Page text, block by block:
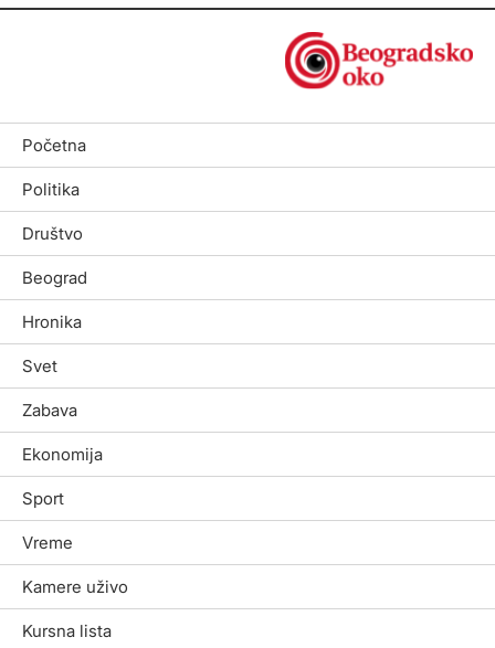
Početna
Politika
Društvo
Beograd
Hronika
Svet
Zabava
Ekonomija
Sport
Vreme
Kamere uživo
Kursna lista